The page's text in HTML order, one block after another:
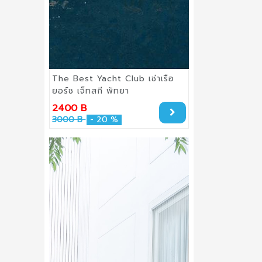
The Best Yacht Club เช่าเรือ
ยอร์ช เจ็ทสกี พัทยา
2400 B
3000 B - 20 %